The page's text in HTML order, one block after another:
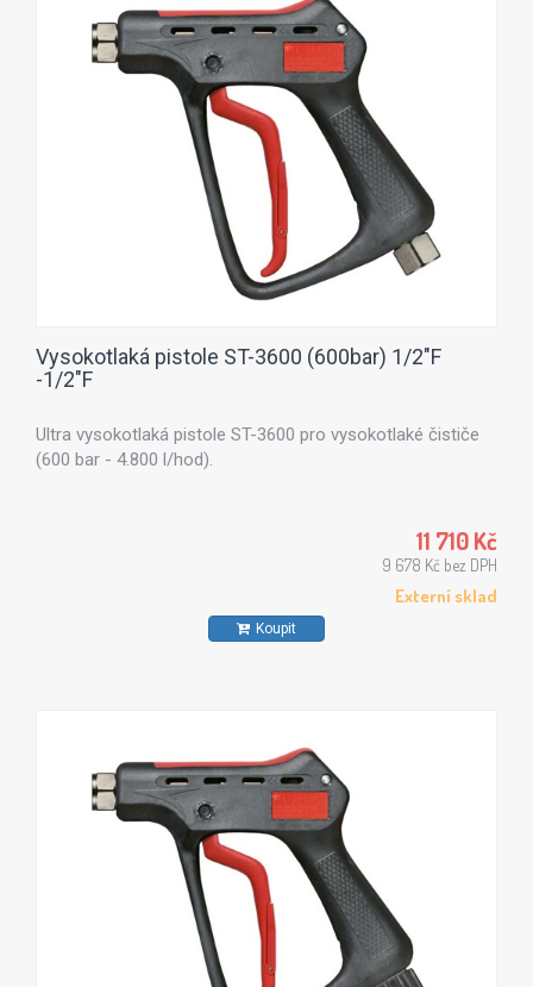
Vysokotlaká pistole ST-3600 (600bar) 1/2"F
-1/2"F
Ultra vysokotlaká pistole ST-3600 pro vysokotlaké čističe
(600 bar - 4.800 l/hod).
11 710 Kč
9 678 Kč bez DPH
Externí sklad
Koupit